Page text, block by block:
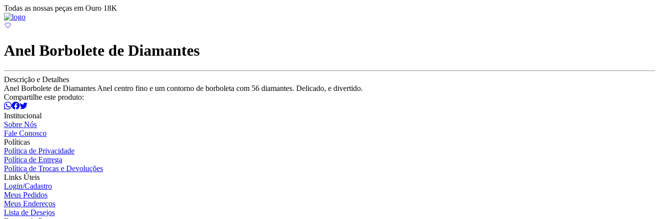
Todas as nossas peças em Ouro 18K
Anel Borbolete de Diamantes
Descrição e Detalhes
Anel Borbolete de Diamantes Anel centro fino e um contorno de borboleta com 56 diamantes. Delicado, e divertido.
Compartilhe este produto:
Institucional
Sobre Nós
Fale Conosco
Políticas
Política de Privacidade
Política de Entrega
Política de Trocas e Devoluções
Links Úteis
Login/Cadastro
Meus Pedidos
Meus Endereços
Lista de Desejos